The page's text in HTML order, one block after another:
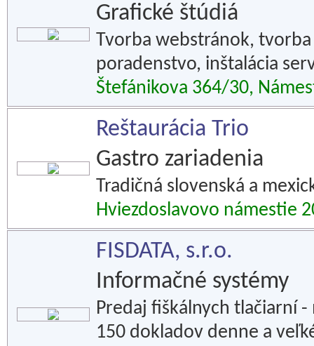
Grafické štúdiá
Tvorba webstránok,
poradenstvo, inštalácia
Štefánikova 364/30,
Reštaurácia Trio
Gastro zariadenia
Tradičná slovenská a
Hviezdoslavovo námestie
FISDATA, s.r.o.
Informačné systémy
Predaj fiškálnych tlačiarní
150 dokladov denne a